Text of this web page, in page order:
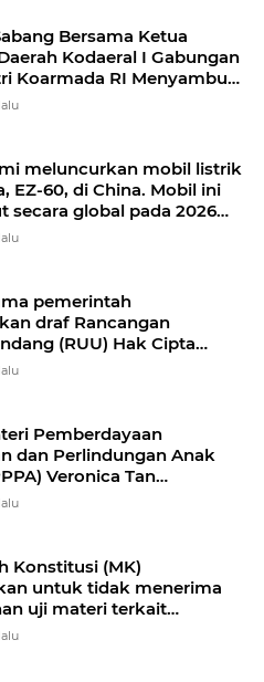
Bersama Ketua
Kodaeral I Gabungan
Koarmada RI Menyambut
Pangdam Iskandar Muda
meluncurkan mobil listrik
EZ-60, di China. Mobil ini
secara global pada 2026
berbeda, yakni Mazda
pemerintah
draf Rancangan
(RUU) Hak Cipta
DPR RI Melly Goeslaw
Pemberdayaan
dan Perlindungan Anak
Veronica Tan
pelaksanaan program 1
Konstitusi (MK)
untuk tidak menerima
uji materi terkait
kolom agama pada